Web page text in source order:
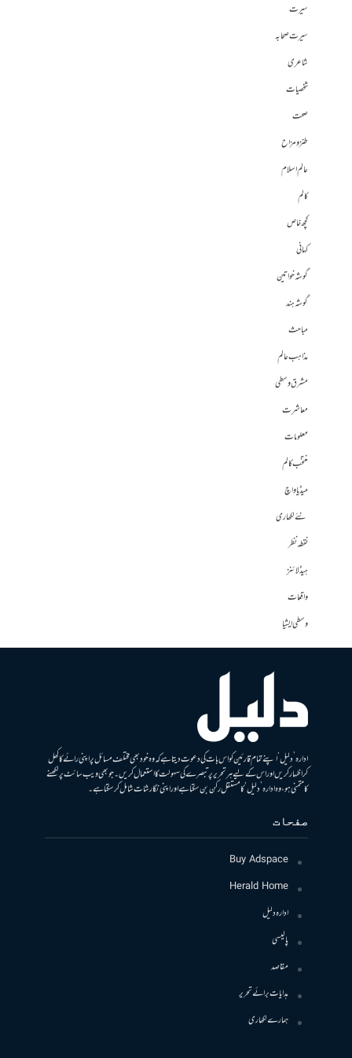
سیرت
سیرت صحابہ
شاعری
شخصیات
صحت
طنز و مزاح
عالم اسلام
کالم
کچھ خاص
کہانی
گوشہ خواتین
گوشہ ہند
مباحث
مذاہب عالم
مشرق وسطی
معاشرت
معلومات
منتخب کالم
میڈیا واچ
نئے لکھاری
نقطہ نظر
ہیڈلائنز
واقعات
وسطی ایشیا
ادارہ ’دلیل‘ اپنے تمام قارئین کو اس بات کی دعوت دیتا ہے کہ وہ خود بھی مختلف مسائل پر اپنی رائے کا کھل
کر اظہار کریں اور اس کے لیے ہر تحریر پر تبصرے کی سہولت کا استعمال کریں۔ جو بھی ویب سائٹ پر لکھنے
کا متمنی ہو، وہ ادارہ ’دلیل‘ کا مستقل رکن بن سکتا ہے اور اپنی نگارشات شامل کرسکتا ہے۔
صفحات
Buy Adspace
Herald Home
ادارہ دلیل
پالیسی
مقاصد
ہدایات برائے تحریر
ہمارے لکھاری